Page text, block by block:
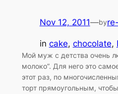
Nov 12, 2011—by
in cake, chocolate,
Мой муж с детства очень
молоко”. Для него это
этот раз, по
торт прямоугольным,